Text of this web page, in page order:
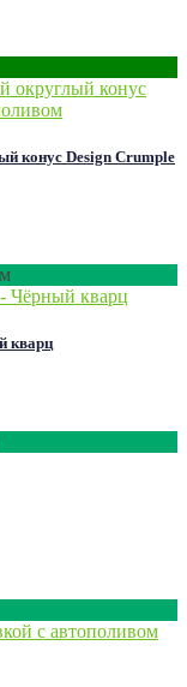
конус Design Сrumple
кварц